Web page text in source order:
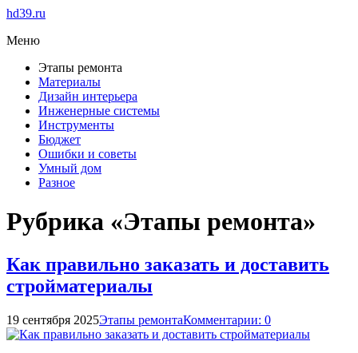
hd39.ru
Меню
Этапы ремонта
Материалы
Дизайн интерьера
Инженерные системы
Инструменты
Бюджет
Ошибки и советы
Умный дом
Разное
Рубрика «Этапы ремонта»
Как правильно заказать и доставить
стройматериалы
19 сентября 2025Этапы ремонтаКомментарии: 0